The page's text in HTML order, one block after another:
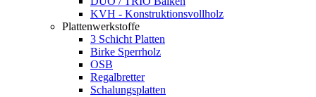
KVH - Konstruktionsvollholz
Plattenwerkstoffe
3 Schicht Platten
Birke Sperrholz
OSB
Regalbretter
Schalungsplatten